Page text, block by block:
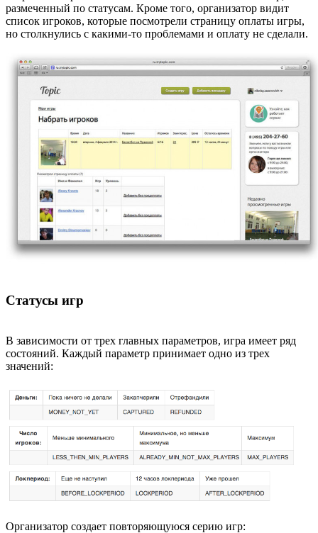
размеченный по статусам. Кроме того, организатор видит
список игроков, которые посмотрели страницу оплаты игры,
но столкнулись с какими-то проблемами и оплату не сделали.
Статусы игр
В зависимости от трех главных параметров, игра имеет ряд
состояний. Каждый параметр принимает одно из трех
значений:
Организатор создает повторяющуюся серию игр: